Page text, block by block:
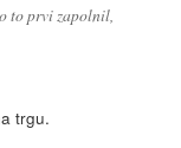
to prvi zapolnil,
trgu.